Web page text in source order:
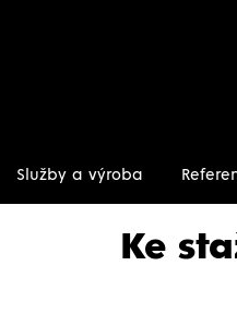
Služby a výroba
Ke